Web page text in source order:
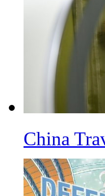
China